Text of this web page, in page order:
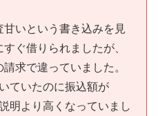
甘いという書き込みを見
ぐ借りられましたが、
求で違っていました。
ていたのに振込額が
明より高くなっていまし